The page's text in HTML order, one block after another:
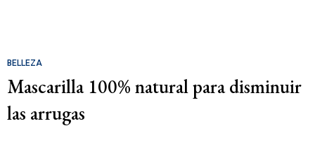
BELLEZA
Mascarilla 100% natural para disminuir
las arrugas